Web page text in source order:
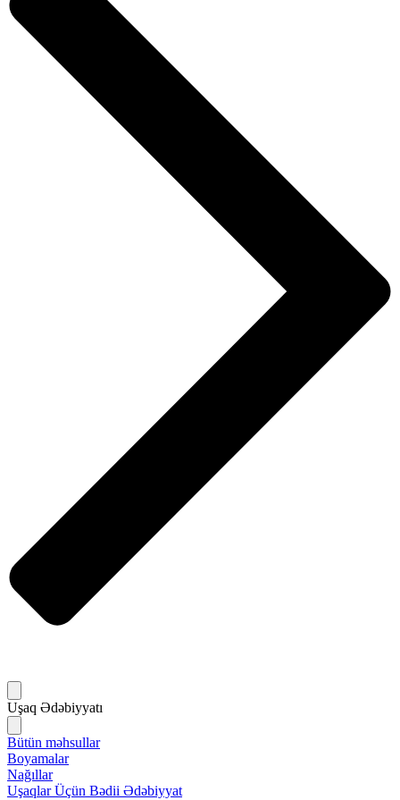
Uşaq Ədəbiyyatı
Bütün məhsullar
Boyamalar
Nağıllar
Uşaqlar Üçün Bədii Ədəbiyyat